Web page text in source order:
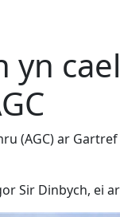
yn
(AGC) ar
Sir Dinbych, ei